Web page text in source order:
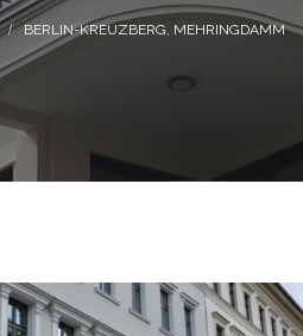
BERLIN-KREUZBERG, MEHRINGDAMM